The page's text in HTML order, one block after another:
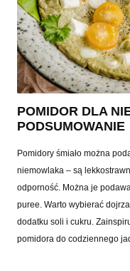
POMIDOR DLA
PODSUMOWANIE
Pomidory śmiało można
niemowlaka – są
odporność. Można je
puree. Warto wybierać
dodatku soli i cukru.
pomidora do codziennego